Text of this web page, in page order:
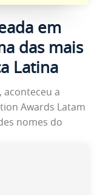
em
das mais
Latina
aconteceu a
Awards Latam
nomes do